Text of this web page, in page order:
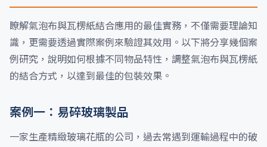
瞭解氣泡布與瓦楞紙結合應用的最佳實務，不僅需要理論知
識，更需要透過實際案例來驗證其效用。以下將分享幾個案
例研究，說明如何根據不同物品特性，調整氣泡布與瓦楞紙
的結合方式，以達到最佳的包裝效果。
案例一：易碎玻璃製品
一家生產精緻玻璃花瓶的公司，過去常遇到運輸過程中的破